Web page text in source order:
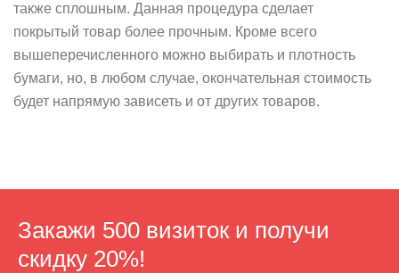
также сплошным. Данная процедура сделает
покрытый товар более прочным. Кроме всего
вышеперечисленного можно выбирать и плотность
бумаги, но, в любом случае, окончательная стоимость
будет напрямую зависеть и от других товаров.
Закажи 500 визитоки получи
скидку 20%!